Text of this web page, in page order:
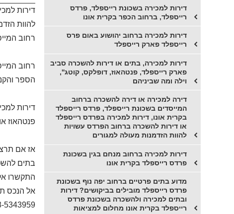
דירות
להוות
רחוב
רחוב
הספר
פנטהאוז
אז אם
בתים
התקשרו
אל הנכס
5343959
דירות למכירה בשכונת רייספלד, פרדס
רייספלד, ברחוב הכפר בקרית אונו
דירות למכירה ברחוב יהושוע באום פרס
רייספלד פארק רייספלד
דירות למכירה, בתים או דירות להשכרה סביב
פארק רייספלד, פנטהאוז, דופלקס, קוטג'',
וילה ומה שביניהם
דירה למכירה או דירה להשכרה ברחוב
המייסדים בשכונת רייספלד, פרדס רייספלד
בקרית אונו, דירות למכירה בפרדס רייספלד
או דירות להשכרה ברחוב הפרדס עשויות
להוות הזדמנות מעולה למגורים
דירות למכירה ברחוב מנחם בגין בשכונת
פרדס רייספלד בקרית אונו
מדוע בתים פרטיים ברחוב יפה נוף בשכונת
פרדס רייספלד מובילים בביקושים? דירות
ובתים למכירה ולהשכרה בשכונת פרדס
רייספלד בקרית אונו מחלום למציאות